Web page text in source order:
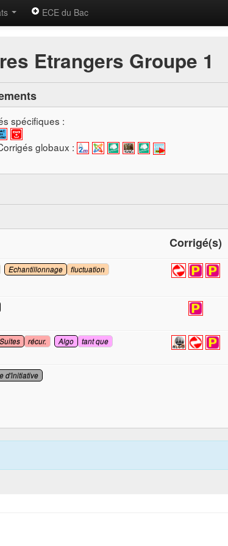
ECE du Bac
Etrangers Groupe 1
spécifiques :
Corrigé(s)
Echantillonnage
fluctuation
Suites récur. Algo tant que
d'initiative